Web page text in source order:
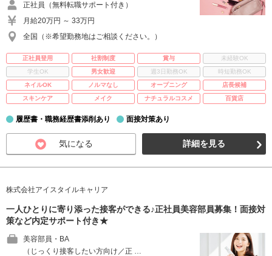
正社員（無料転職サポート付き）
月給20万円 ～ 33万円
全国（※希望勤務地はご相談ください。）
正社員登用 社割制度 賞与
未経験OK
学生OK
男女歓迎 週3日勤務OK
時短勤務OK
ネイルOK
ノルマなし オープニング
店長候補
スキンケア
メイク ナチュラルコスメ 百貨店
履歴書・職務経歴書添削あり 面接対策あり
気になる 詳細を見る
株式会社アイスタイルキャリア
一人ひとりに寄り添った接客ができる♪正社員美容部員募集！面接対
策など内定サポート付き★
美容部員・BA
（じっくり接客したい方向け／正 …